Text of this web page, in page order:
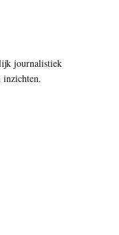
journalistiek
inzichten.